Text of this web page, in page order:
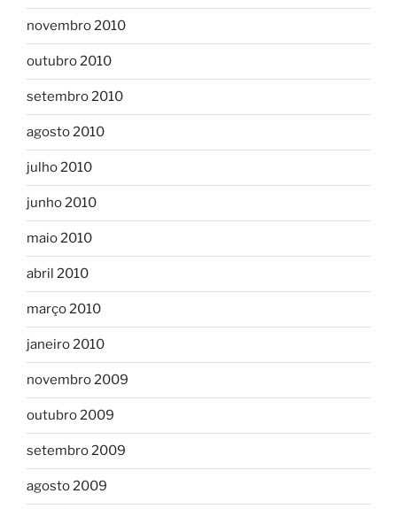
novembro 2010
outubro 2010
setembro 2010
agosto 2010
julho 2010
junho 2010
maio 2010
abril 2010
março 2010
janeiro 2010
novembro 2009
outubro 2009
setembro 2009
agosto 2009